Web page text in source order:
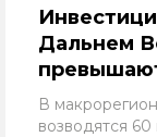
Дальнем
В
возводятся